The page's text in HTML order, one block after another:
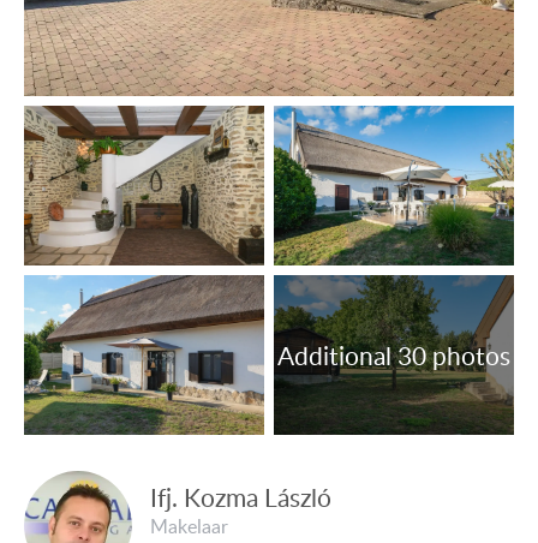
m², badkamer met douche 9,50 m², slaapkamer 16,53 m².
Voorzieningen:
Elektriciteit, waterleiding, septictank (stalen schaal),
internet aanwezig.
Verwarming: centrale verwarming op gas.
Houten ramen met isolerende beglazing, voorzien van
rolluiken.
Vloerbedekking: steen.
Het perceel is omheind.
OBJECTNUMMER: 4326
Nederlandstalige medewerker Capital99:
tel.: +36 305 708 151
E-mail: vandevyverrita@hotmail.com
Ifj. Kozma László
Makelaar